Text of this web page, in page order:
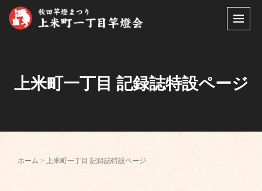
上米町一丁目 記録誌特設ページ
ホーム > 上米町一丁目 記録誌特設ページ